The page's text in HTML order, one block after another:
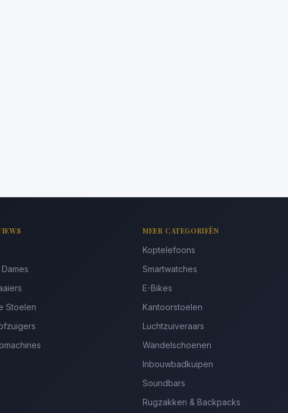
Stoelen
MEER CATEGORIEËN
Koptelefoons
Smartwatches
E-Bikes
Kantoorstoelen
Luchtzuiveraars
Wandelschoenen
Inbouwbadkuipen
Soundbars
Rugzakken & Backpacks